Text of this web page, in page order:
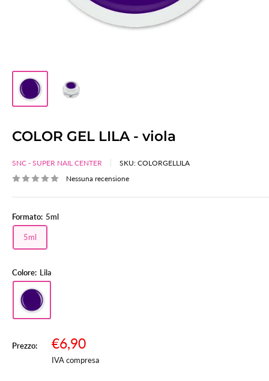
COLOR GEL LILA - viola
SNC - SUPER NAIL CENTER SKU: COLORGELLILA
Nessuna recensione
Formato: 5ml
5ml
Colore: Lila
Prezzo:
Prezzo
scontato
€6,90
IVA compresa